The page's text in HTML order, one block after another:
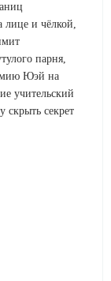
лице и чёлкой,
парня,
Юэй на
учительский
скрыть секрет